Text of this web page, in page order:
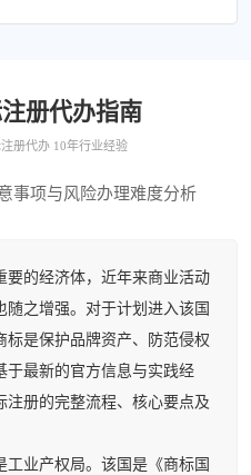
册代办指南
册代办 10年行业经验
事项与风险办理难度分析
的经济体，近年来商业活动
随之增强。对于计划进入该国
是保护品牌资产、防范侵权
于最新的官方信息与实践经
册的完整流程、核心要点及
业产权局。该国是《商标国